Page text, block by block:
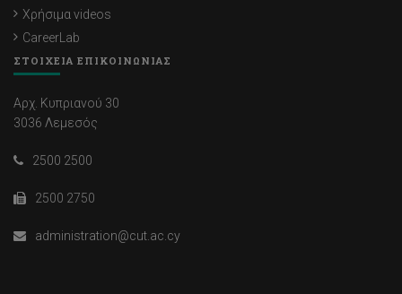
Χρήσιμα videos
CareerLab
ΣΤΟΙΧΕΙΑ ΕΠΙΚΟΙΝΩΝΙΑΣ
Αρχ. Κυπριανού 30
3036 Λεμεσός
2500 2500
2500 2750
administration@cut.ac.cy